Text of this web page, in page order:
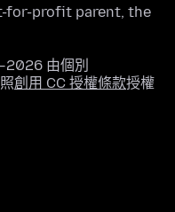
for-profit parent, the
由個別
創用 CC 授權條款授權